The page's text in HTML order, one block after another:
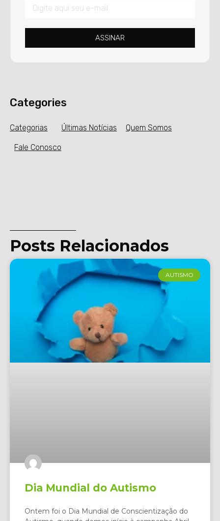
ASSINAR
Categories
Categorias Últimas Notícias Quem Somos
Fale Conosco
Posts Relacionados
AUTISMO
Dia Mundial do Autismo
Ontem foi o Dia Mundial de Conscientização do